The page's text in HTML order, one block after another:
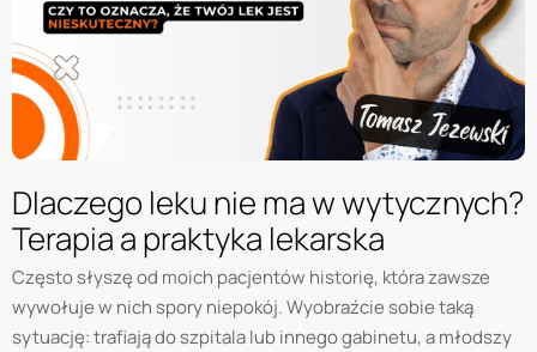
Dlaczego leku nie ma w wytycznych?
Terapia a praktyka lekarska
Często słyszę od moich pacjentów historię, która zawsze
wywołuje w nich spory niepokój. Wyobraźcie sobie taką
sytuację: trafiają do szpitala lub innego gabinetu, a młodszy